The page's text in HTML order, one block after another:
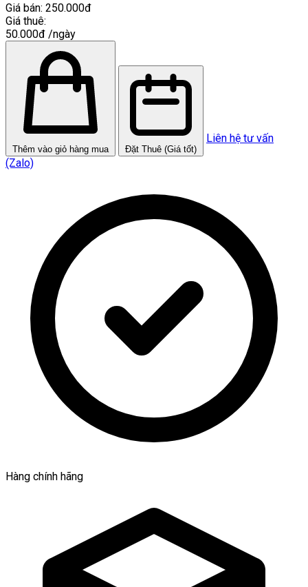
Giá bán: 250.000đ
Giá thuê:
50.000đ /ngày
Thêm vào giỏ hàng mua Đặt Thuê (Giá tốt)
Liên hệ tư vấn
(Zalo)
Hàng chính hãng